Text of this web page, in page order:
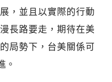
，並且以實際的行動
長路要走，期待在美
局勢下，台美關係可
。